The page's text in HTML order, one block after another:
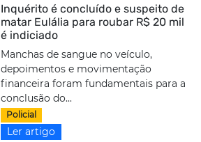
Inquérito é concluído e suspeito de
matar Eulália para roubar R$ 20 mil
é indiciado
Manchas de sangue no veículo,
depoimentos e movimentação
financeira foram fundamentais para a
conclusão do...
Policial
Ler artigo